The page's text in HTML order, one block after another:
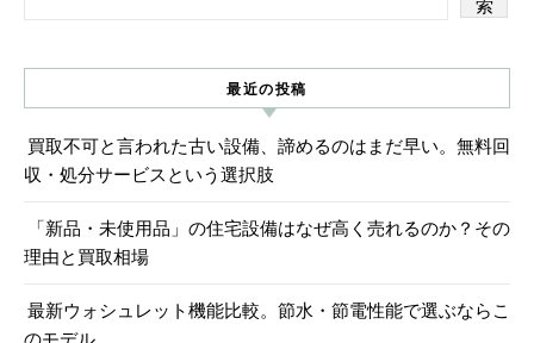
索
最近の投稿
買取不可と言われた古い設備、諦めるのはまだ早い。無料回
収・処分サービスという選択肢
「新品・未使用品」の住宅設備はなぜ高く売れるのか？その
理由と買取相場
最新ウォシュレット機能比較。節水・節電性能で選ぶならこ